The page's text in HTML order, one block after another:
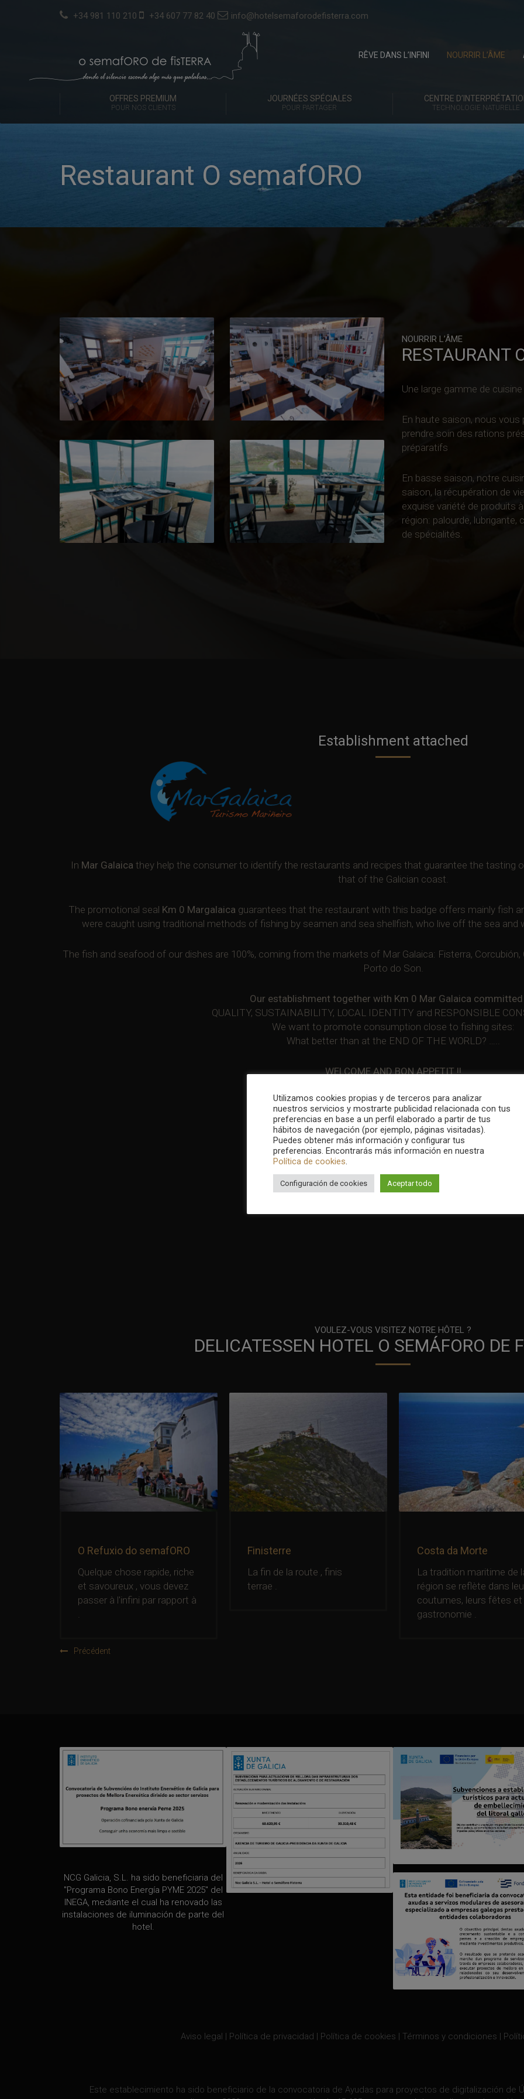
+34 981 110 210 +34 607 77 82 40 info@hotelsemaforodefisterra.com
RÊVE DANS L’INFINI NOURRIR L’ÂME
OFFRES PREMIUM
POUR NOS CLIENTS
JOURNÉES SPÉCIALES
POUR PARTAGER
CENTRE
TECHNOLOGIE NATURELLE
Restaurant O semafORO
NOURRIR L’ÂME
RESTAURANT
Une large gamme de
En haute saison, nous
prendre soin des rations
préparatifs
En basse saison, notre
saison, la récupération de
exquise variété de produits
région: palourde,
de spécialités.
Establishment attached
In Mar Galaica they help the consumer to identify the restaurants and recipes that guarantee the tasting
that of the Galician coast.
The promotional seal Km 0 Margalaica guarantees that the restaurant with this badge offers mainly fish
were caught using traditional methods of fishing by seamen and sea shellfish, who live off the sea
The fish and seafood of our dishes are 100%, coming from the markets of Mar Galaica: Fisterra, Corcubión,
Porto do Son.
Our establishment together with Km 0 Mar Galaica committed
QUALITY, SUSTAINABILITY, LOCAL IDENTITY and RESPONSIBLE
We want to promote consumption close to fishing sites:
What better than at the END OF THE WORLD? …..
WELCOME AND BON APPETIT !!
VOULEZ-VOUS VISITEZ NOTRE HÔTEL ?
DELICATESSEN HOTEL O SEMÁFORO DE
O Refuxio do semafORO
Quelque chose rapide, riche
et savoureux , vous devez
passer à l'infini par rapport à
Finisterre
La fin de la route , finis
terrae .
Costa da Morte
La tradition maritime de
région se reflète dans
coutumes, leurs fêtes et
gastronomie .
Précédent
NCG Galicia, S.L. ha sido beneficiaria del
"Programa Bono Energía PYME 2025" del
INEGA, mediante el cual ha renovado las
instalaciones de iluminación de parte del
hotel.
Aviso legal | Política de privacidad | Política de cookies | Términos y condiciones |
Este establecimiento ha sido beneficiario de la convocatoria de Ayudas para proyectos de digitalización de
Utilizamos cookies propias y de terceros para analizar
nuestros servicios y mostrarte publicidad relacionada con tus
preferencias en base a un perfil elaborado a partir de tus
hábitos de navegación (por ejemplo, páginas visitadas).
Puedes obtener más información y configurar tus
preferencias. Encontrarás más información en nuestra
Política de cookies
Configuración de cookies Aceptar todo